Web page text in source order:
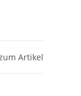
Artikel